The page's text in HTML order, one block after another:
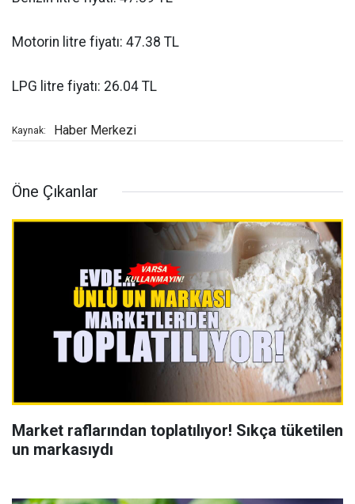
Motorin litre fiyatı: 47.38 TL
LPG litre fiyatı: 26.04 TL
Kaynak: Haber Merkezi
Öne Çıkanlar
Market raflarından toplatılıyor! Sıkça tüketilen
un markasıydı